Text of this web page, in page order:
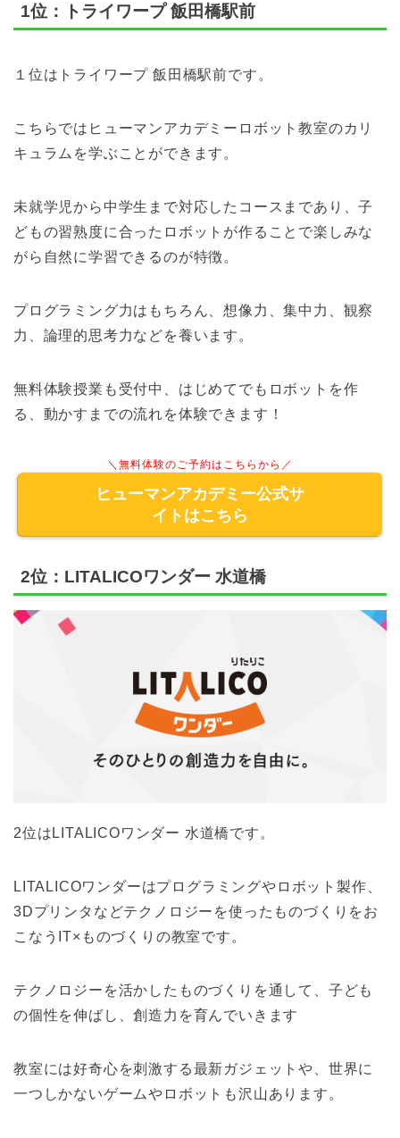
1位：トライワープ 飯田橋駅前
１位はトライワープ 飯田橋駅前です。
こちらではヒューマンアカデミーロボット教室のカリ
キュラムを学ぶことができます。
未就学児から中学生まで対応したコースまであり、子
どもの習熟度に合ったロボットが作ることで楽しみな
がら自然に学習できるのが特徴。
プログラミング力はもちろん、想像力、集中力、観察
力、論理的思考力などを養います。
無料体験授業も受付中、はじめてでもロボットを作
る、動かすまでの流れを体験できます！
＼無料体験のご予約はこちらから／
ヒューマンアカデミー公式サ
イトはこちら
2位：LITALICOワンダー 水道橋
2位はLITALICOワンダー 水道橋です。
LITALICOワンダーはプログラミングやロボット製作、
3Dプリンタなどテクノロジーを使ったものづくりをお
こなうIT×ものづくりの教室です。
テクノロジーを活かしたものづくりを通して、子ども
の個性を伸ばし、創造力を育んでいきます
教室には好奇心を刺激する最新ガジェットや、世界に
一つしかないゲームやロボットも沢山あります。